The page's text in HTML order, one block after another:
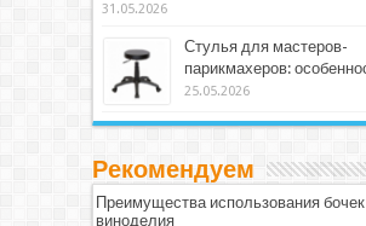
31.05.2026
Стулья для мастеров-
парикмахеров:
25.05.2026
Рекомендуем
Преимущества использования
виноделия